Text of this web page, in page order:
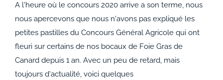
Produits médaillés du Concours Général
A l'heure où le concours 2020 arrive a son terme, nous
nous apercevons que nous n'avons pas expliqué les
petites pastilles du Concours Général Agricole qui ont
fleuri sur certains de nos bocaux de Foie Gras de
Canard depuis 1 an. Avec un peu de retard, mais
toujours d'actualité, voici quelques